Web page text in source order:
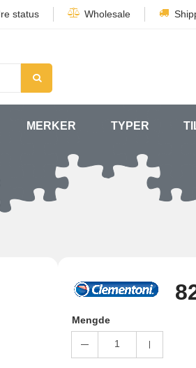
status Wholesale
MERKER TYPER
Mengde
1